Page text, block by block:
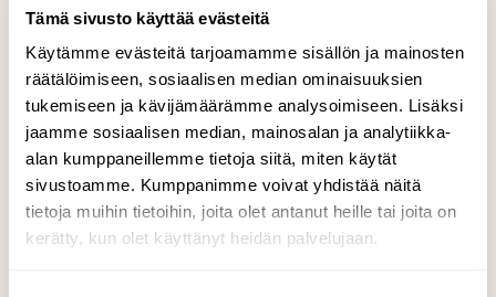
Tämä sivusto käyttää evästeitä
Käytämme evästeitä tarjoamamme sisällön ja mainosten
räätälöimiseen, sosiaalisen median ominaisuuksien
tukemiseen ja kävijämäärämme analysoimiseen. Lisäksi
jaamme sosiaalisen median, mainosalan ja analytiikka-
alan kumppaneillemme tietoja siitä, miten käytät
sivustoamme. Kumppanimme voivat yhdistää näitä
tietoja muihin tietoihin, joita olet antanut heille tai joita on
kerätty, kun olet käyttänyt heidän palvelujaan.
Maaruska
Puiden ruska jo maassa. Pakkasyön jälkeen
lehdet loistaa maassa.